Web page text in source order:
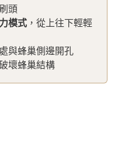
頭
模式 ，從上往下輕輕
與蜂巢側邊開孔
壞蜂巢結構